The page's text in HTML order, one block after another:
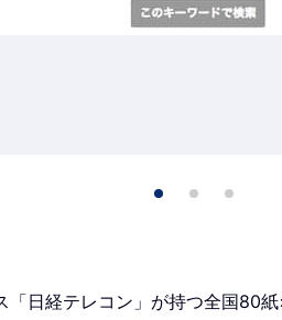
「日経テレコン」が持つ全国80